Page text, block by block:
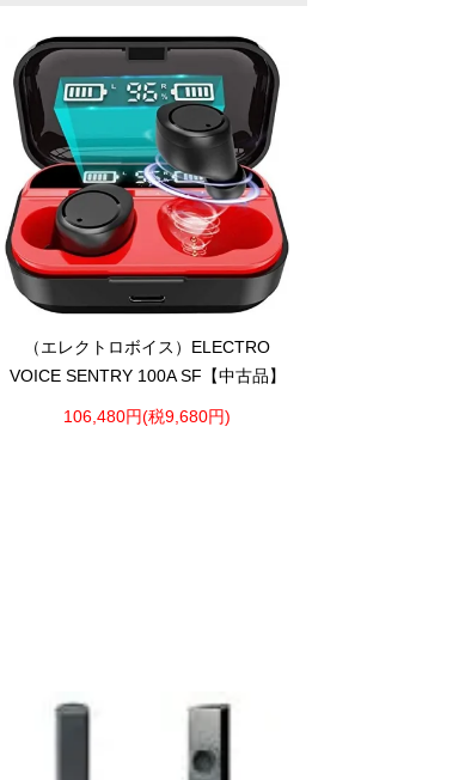
（エレクトロボイス）ELECTRO
VOICE SENTRY 100A SF【中古品】
106,480円(税9,680円)